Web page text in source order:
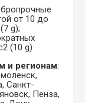
от 10 до
g);
(10 g)
и регионам:
Санкт-
Пенза,